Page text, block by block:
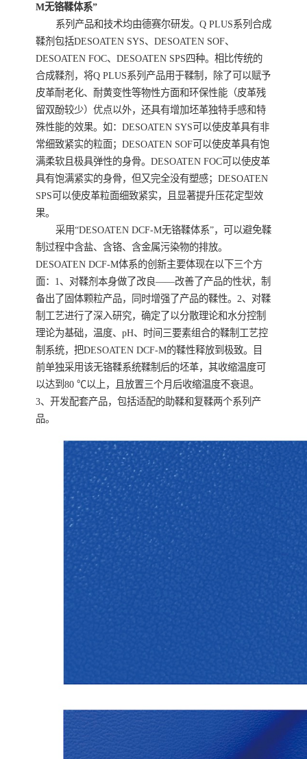
M无铬鞣体系”
系列产品和技术均由德赛尔研发。Q PLUS系列合成
鞣剂包括DESOATEN SYS、DESOATEN SOF、
DESOATEN FOC、DESOATEN SPS四种。相比传统的
合成鞣剂，将Q PLUS系列产品用于鞣制，除了可以赋予
皮革耐老化、耐黄变性等物性方面和环保性能（皮革残
留双酚较少）优点以外，还具有增加坯革独特手感和特
殊性能的效果。如：DESOATEN SYS可以使皮革具有非
常细致紧实的粒面；DESOATEN SOF可以使皮革具有饱
满柔软且极具弹性的身骨。DESOATEN FOC可以使皮革
具有饱满紧实的身骨，但又完全没有塑感；DESOATEN
SPS可以使皮革粒面细致紧实，且显著提升压花定型效
果。
采用“DESOATEN DCF-M无铬鞣体系”，可以避免鞣
制过程中含盐、含铬、含金属污染物的排放。
DESOATEN DCF-M体系的创新主要体现在以下三个方
面：1、对鞣剂本身做了改良——改善了产品的性状，制
备出了固体颗粒产品，同时增强了产品的鞣性。2、对鞣
制工艺进行了深入研究，确定了以分散理论和水分控制
理论为基础，温度、pH、时间三要素组合的鞣制工艺控
制系统，把DESOATEN DCF-M的鞣性释放到极致。目
前单独采用该无铬鞣系统鞣制后的坯革，其收缩温度可
以达到80 ℃以上，且放置三个月后收缩温度不衰退。
3、开发配套产品，包括适配的助鞣和复鞣两个系列产
品。